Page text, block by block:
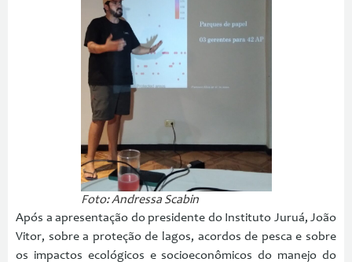
Foto: Andressa Scabin
Após a apresentação do presidente do Instituto Juruá, João
Vitor, sobre a proteção de lagos, acordos de pesca e sobre
os impactos ecológicos e socioeconômicos do manejo do